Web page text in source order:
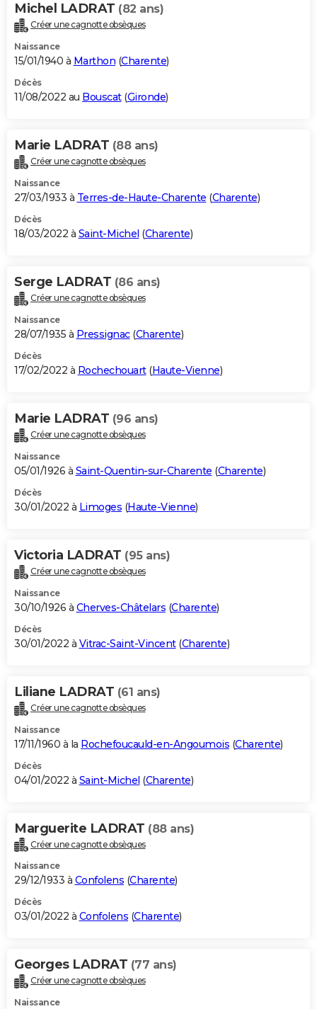
Michel LADRAT (82 ans)
Créer une cagnotte obsèques
Naissance
15/01/1940 à Marthon (Charente)
Décès
11/08/2022 au Bouscat(Gironde)
Marie LADRAT (88 ans)
Créer une cagnotte obsèques
Naissance
27/03/1933 à Terres-de-Haute-Charente (Charente)
Décès
18/03/2022 à Saint-Michel (Charente)
Serge LADRAT (86 ans)
Créer une cagnotte obsèques
Naissance
28/07/1935 à Pressignac(Charente)
Décès
17/02/2022 à Rochechouart(Haute-Vienne)
Marie LADRAT (96 ans)
Créer une cagnotte obsèques
Naissance
05/01/1926 à Saint-Quentin-sur-Charente (Charente)
Décès
30/01/2022 à Limoges (Haute-Vienne)
Victoria LADRAT (95 ans)
Créer une cagnotte obsèques
Naissance
30/10/1926 à Cherves-Châtelars (Charente)
Décès
30/01/2022 à Vitrac-Saint-Vincent(Charente)
Liliane LADRAT (61 ans)
Créer une cagnotte obsèques
Naissance
17/11/1960 à la Rochefoucauld-en-Angoumois (Charente)
Décès
04/01/2022 à Saint-Michel (Charente)
Marguerite LADRAT (88 ans)
Créer une cagnotte obsèques
Naissance
29/12/1933 à Confolens (Charente)
Décès
03/01/2022 à Confolens (Charente)
Georges LADRAT (77 ans)
Créer une cagnotte obsèques
Naissance